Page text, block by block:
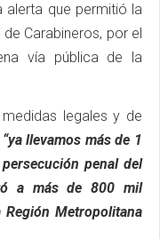
alerta que permitió la
Carabineros, por el
vía pública de la
legales y de
“ya llevamos más de 1
penal del
a más de 800 mil
Metropolitana